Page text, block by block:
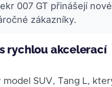
007 GT přinášejí
zákazníky.
s rychlou akcelerací
SUV, Tang L,